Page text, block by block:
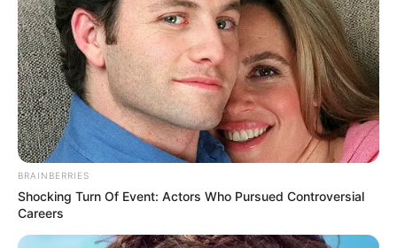
Πού μπορώ να διαβάσω για το πολιτικό παρασκήνιο; +
Δημοσιεύετε άρθρα γνώμης και αναλύσεις για την
πολιτική;
+
Καλύπτετε εκτενώς την οικονομική επικαιρότητα; +
Πώς μαθαίνω άμεσα για δασικές πυρκαγιές και
BRAINBERRIES
Shocking Turn Of Event: Actors Who Pursued Controversial
Careers